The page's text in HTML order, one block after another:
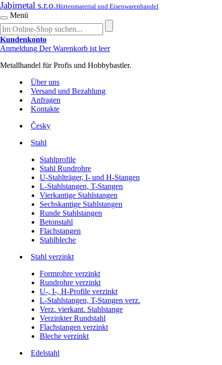
Jabimetal s.r.o.Hüttenmaterial und Eisenwarenhandel
Menü
Kundenkonto
Anmeldung Der Warenkorb ist leer
Metallhandel für Profis und Hobbybastler.
Über uns
Versand und Bezahlung
Anfragen
Kontakte
Česky
Stahl
Stahlprofile
Stahl Rundrohre
U-Stahlträger, I- und H-Stangen
L-Stahlstangen, T-Stangen
Vierkantige Stahlstangen
Sechskantige Stahlstangen
Runde Stahlstangen
Betonstahl
Flachstangen
Stahlbleche
Stahl verzinkt
Formrohre verzinkt
Rundrohre verzinkt
U-, I-, H-Profile verzinkt
L-Stahlstangen, T-Stangen verz.
Verz. vierkant. Stahlstange
Verzinkter Rundstahl
Flachstangen verzinkt
Bleche verzinkt
Edelstahl